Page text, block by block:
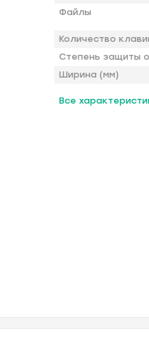
Файлы
Количество
Степень защиты
Ширина (мм)
Все